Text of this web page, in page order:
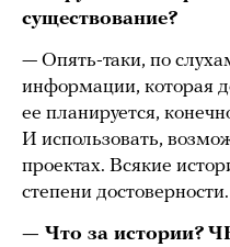
существование?
— Опять-таки, по
информации, которая
ее планируется,
И использовать,
проектах. Всякие
степени достоверности.
— Что за истории?